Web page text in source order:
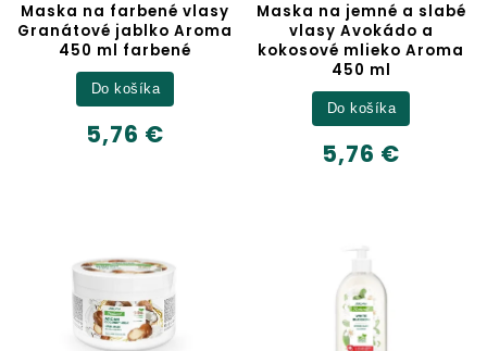
Maska na farbené vlasy
Granátové jablko Aroma
450 ml farbené
5,76 €
Do košíka
Maska na jemné a slabé
vlasy Avokádo a
kokosové mlieko Aroma
450 ml
5,76 €
Do košíka